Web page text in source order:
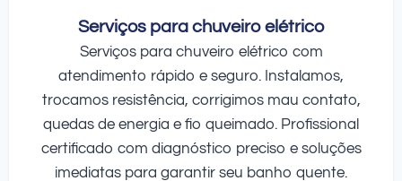
Serviços para chuveiro elétrico
Serviços para chuveiro elétrico com
atendimento rápido e seguro. Instalamos,
trocamos resistência, corrigimos mau contato,
quedas de energia e fio queimado. Profissional
certificado com diagnóstico preciso e soluções
imediatas para garantir seu banho quente.